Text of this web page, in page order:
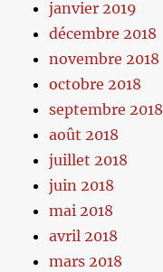
janvier 2019
décembre 2018
novembre 2018
octobre 2018
septembre 2018
août 2018
juillet 2018
juin 2018
mai 2018
avril 2018
mars 2018